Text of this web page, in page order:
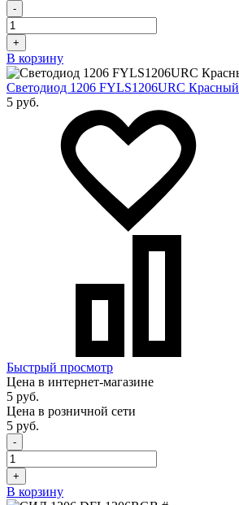
-
+
В корзину
Светодиод 1206 FYLS1206URC Красный
5 руб.
Быстрый просмотр
Цена в интернет-магазине
5 руб.
Цена в розничной сети
5 руб.
-
+
В корзину